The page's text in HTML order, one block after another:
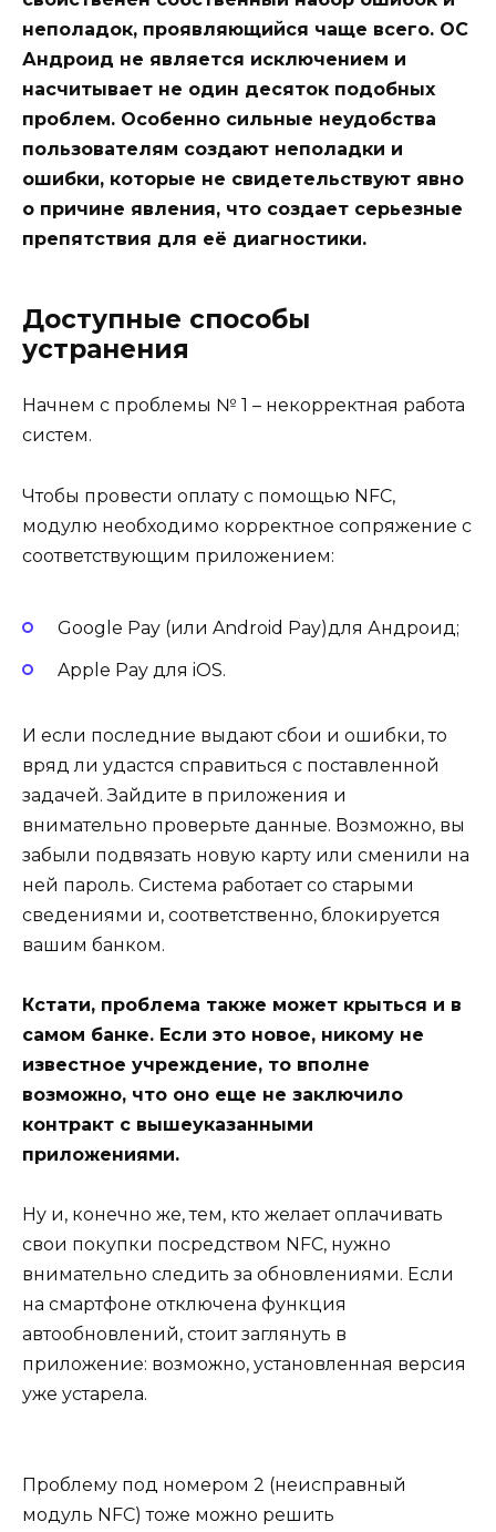
неполадок, проявляющийся чаще всего. ОС
Андроид не является исключением и
насчитывает не один десяток подобных
проблем. Особенно сильные неудобства
пользователям создают неполадки и
ошибки, которые не свидетельствуют явно
о причине явления, что создает серьезные
препятствия для её диагностики.
Доступные способы
устранения
Начнем с проблемы № 1 – некорректная работа
систем.
Чтобы провести оплату с помощью NFC,
модулю необходимо корректное сопряжение с
соответствующим приложением:
Google Pay (или Android Pay)для Андроид;
Apple Pay для iOS.
И если последние выдают сбои и ошибки, то
вряд ли удастся справиться с поставленной
задачей. Зайдите в приложения и
внимательно проверьте данные. Возможно, вы
забыли подвязать новую карту или сменили на
ней пароль. Система работает со старыми
сведениями и, соответственно, блокируется
вашим банком.
Кстати, проблема также может крыться и в
самом банке. Если это новое, никому не
известное учреждение, то вполне
возможно, что оно еще не заключило
контракт с вышеуказанными
приложениями.
Ну и, конечно же, тем, кто желает оплачивать
свои покупки посредством NFC, нужно
внимательно следить за обновлениями. Если
на смартфоне отключена функция
автообновлений, стоит заглянуть в
приложение: возможно, установленная версия
уже устарела.
Проблему под номером 2 (неисправный
модуль NFC) тоже можно решить